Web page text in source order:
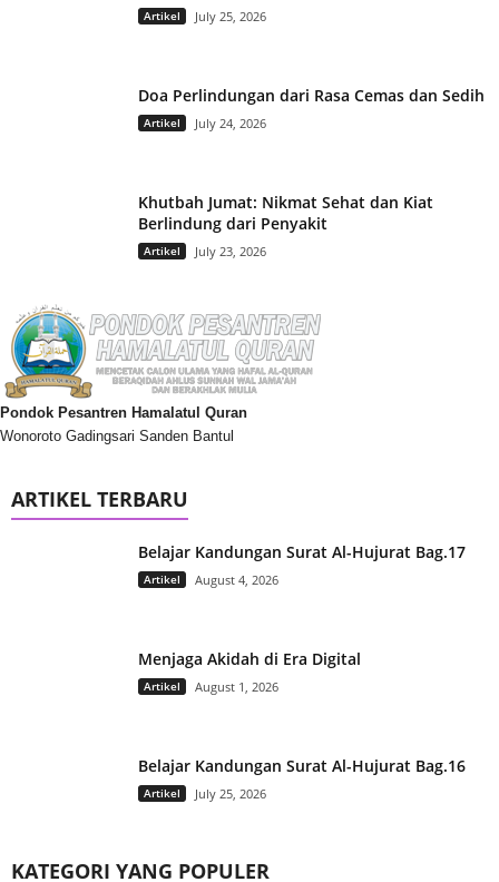
Artikel July 25, 2026
Doa Perlindungan dari Rasa Cemas dan Sedih
Artikel July 24, 2026
Khutbah Jumat: Nikmat Sehat dan Kiat
Berlindung dari Penyakit
Artikel July 23, 2026
Pondok Pesantren Hamalatul Quran
Wonoroto Gadingsari Sanden Bantul
ARTIKEL TERBARU
Belajar Kandungan Surat Al-Hujurat Bag.17
Artikel August 4, 2026
Menjaga Akidah di Era Digital
Artikel August 1, 2026
Belajar Kandungan Surat Al-Hujurat Bag.16
Artikel July 25, 2026
KATEGORI YANG POPULER